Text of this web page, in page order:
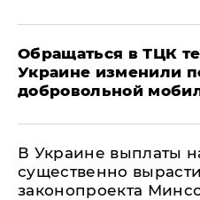
Обращаться в ТЦК
Украине изменили
добровольной
В Украине выплаты
существенно
законопроекта